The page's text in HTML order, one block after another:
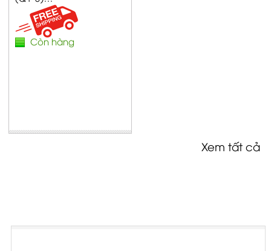
Còn hàng
Xem tất cả